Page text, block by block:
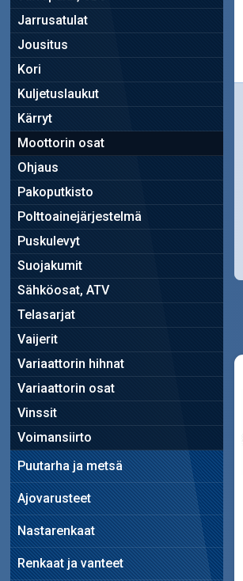
Jarrusatulat
Jousitus
Kori
Kuljetuslaukut
Kärryt
Moottorin osat
Ohjaus
Pakoputkisto
Polttoainejärjestelmä
Puskulevyt
Suojakumit
Sähköosat, ATV
Telasarjat
Vaijerit
Variaattorin hihnat
Variaattorin osat
Vinssit
Voimansiirto
Puutarha ja metsä
Ajovarusteet
Nastarenkaat
Renkaat ja vanteet